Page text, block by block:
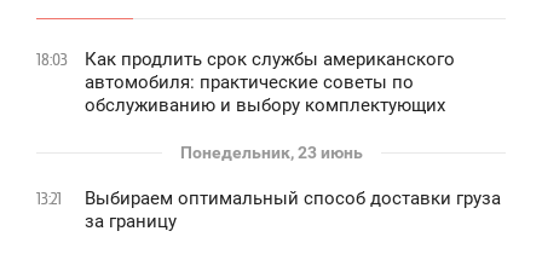
18:03
Как продлить срок службы американского
автомобиля: практические советы по
обслуживанию и выбору комплектующих
Понедельник, 23 июнь
13:21
Выбираем оптимальный способ доставки груза
за границу